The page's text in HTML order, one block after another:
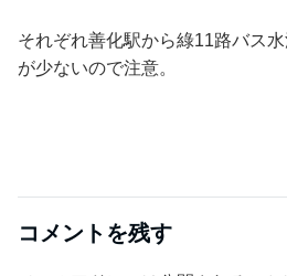
それぞれ善化駅から綠11路バス
が少ないので注意。
コメントを残す